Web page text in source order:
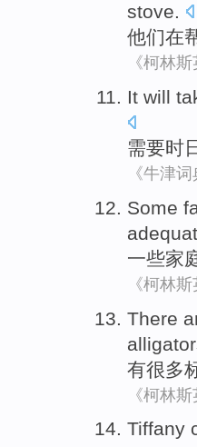
stove.
他们在
《柯林
It will
需要时
《牛津词
Some
一些家
《柯林
There
有很多
《柯林
Tiffany